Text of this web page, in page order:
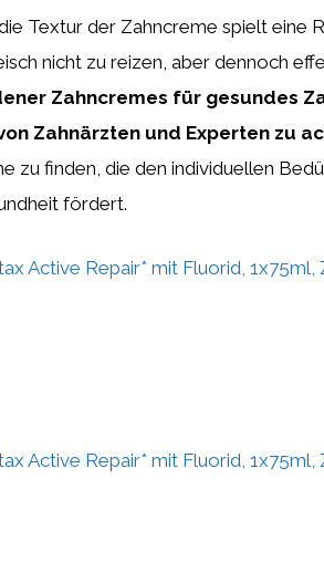
Textur der Zahncreme spielt eine
nicht zu reizen, aber dennoch
Zahncremes für gesundes
Zahnärzten und Experten zu
zu finden, die den individuellen
fördert.
Active Repair* mit Fluorid,
Active Repair* mit Fluorid,